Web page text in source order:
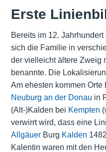
Erste
Bereits im 12.
sich die Familie in
der vielleicht ältere Zweig
benannte. Die
Am ehesten kommen Orte
Neuburg an der Donau in
(Alt-)Kalden bei Kempten
verwirrt wird, dass eine
AllgäuerBurg Kalden
Kalentin waren mit den